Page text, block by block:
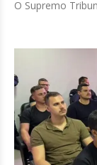
O Supremo